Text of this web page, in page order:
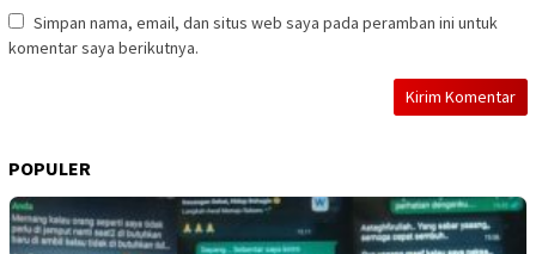
Simpan nama, email, dan situs web saya pada peramban ini untuk
komentar saya berikutnya.
POPULER